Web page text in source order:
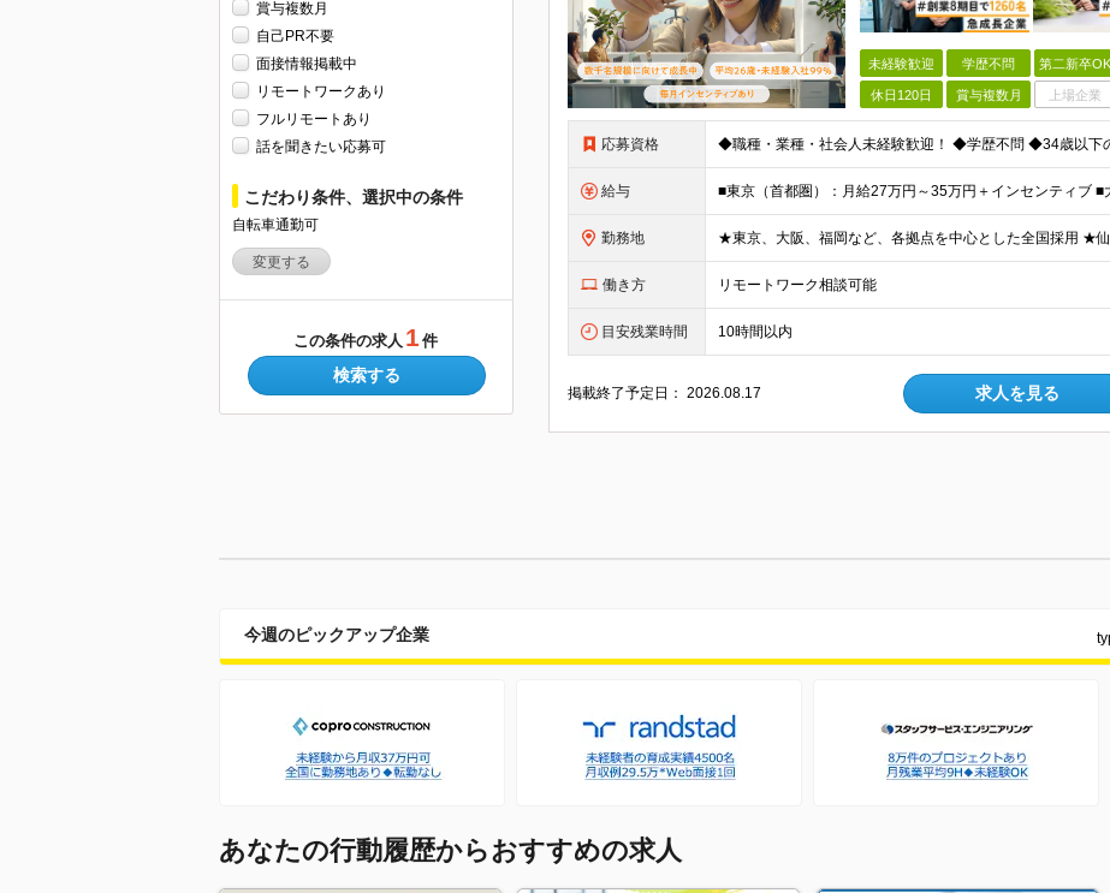
賞与複数月
自己PR不要
面接情報掲載中
リモートワークあり
フルリモートあり
話を聞きたい応募可
こだわり条件、選択中の条件
自転車通勤可
変更する
この条件の求人 1 件
検索する
未経験歓迎 学歴不問 第二新卒OK
休日120日 賞与複数月 上場企業
応募資格
給与
勤務地
働き方 リモートワーク相談可能
目安残業時間 10時間以内
掲載終了予定日：2026.08.17 求人を見る
今週のピックアップ企業
あなたの行動履歴からおすすめの求人